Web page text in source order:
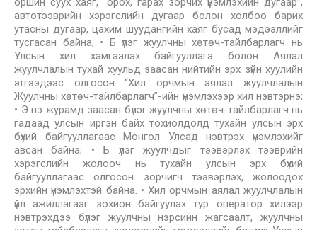
автотээврийн хэрэгслийн дугаар болон холбоо барих
утасны дугаар, цахим шуудангийн хаяг бусад мэдээллийг
тусгасан байна; • Б үлэг жуулчны хөтөч-тайлбарлагч нь
Улсын хил хамгаалах байгууллага болон Аялал
жуулчлалын тухай хуульд заасан нийтийн эрх зүйн хуулийн
этгээдээс олгосон “Хил орчмын аялал жуулчлалын
Жуулчны хөтөч-тайлбарлагч”-ийн үнэмлэхээр хил нэвтэрнэ;
• Э нэ журамд заасан бүлэг жуулчны хөтөч-тайлбарлагч нь
гадаад улсын иргэн байх тохиолдолд тухайн улсын эрх
бүхий байгууллагаас Монгол Улсад нэвтрэх үнэмлэхийг
авсан байна; • Б үлэг жуулчдыг тээвэрлэх тээврийн
хэрэгслийн жолооч нь тухайн улсын эрх бүхий
байгууллагаас олгосон зорчигч тээвэрлэх, жолоодох
эрхийн үнэмлэхтэй байна. • Хил орчмын аялал жуулчлалын
үйл ажиллагааг зохион байгуулах тур оператор хилээр
нэвтрэхдээ бүлэг жуулчны нэрсийн жагсаалт, жуулчны